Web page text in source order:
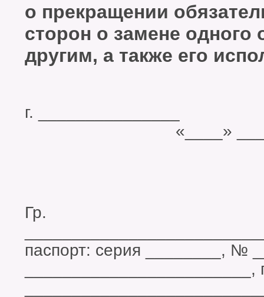
о прекращении
сторон о замене одного
другим, а также его
г.
«____»
Гр.
паспорт: серия ________, №